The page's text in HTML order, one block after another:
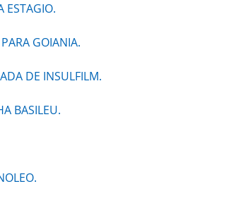
ESTAGIO.
GOIANIA.
DE INSULFILM.
BASILEU.